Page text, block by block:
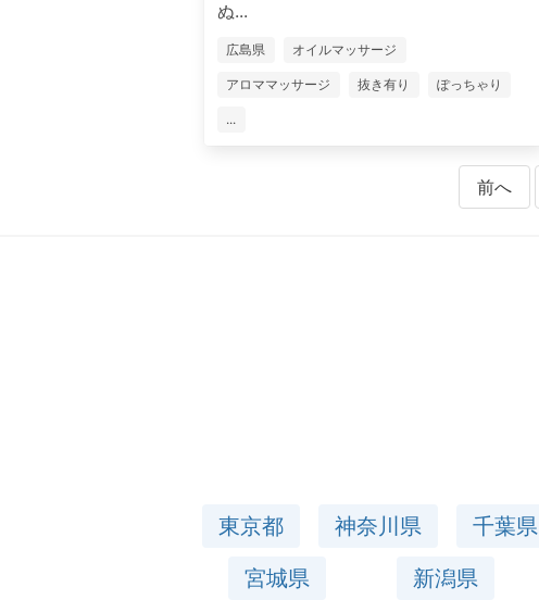
ぬ...
広島県 オイルマッサージ
アロママッサージ 抜き有り ぽっちゃり
...
前へ
東京都 神奈川県 千葉県
宮城県
新潟県